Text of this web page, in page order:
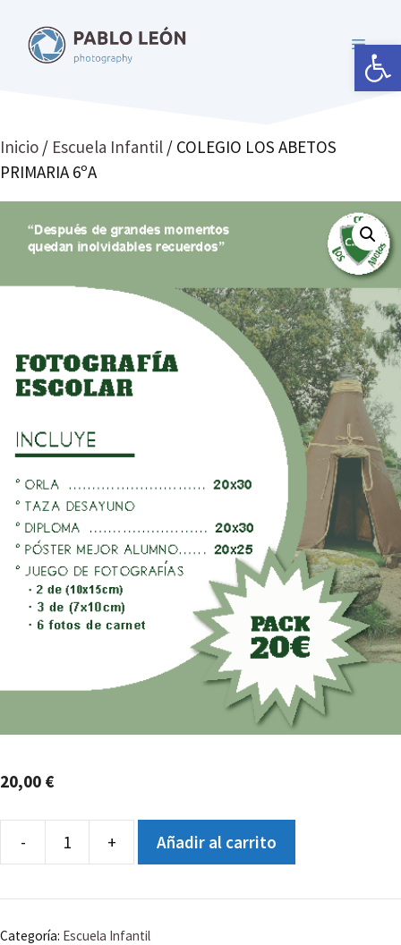
Abrir
contenido
MENÚ
Inicio / Escuela Infantil / COLEGIO LOS ABETOS
PRIMARIA 6ºA
20,00 €
-
COLEGIO
ABETOS
PRIMARIA
+ Añadir al carrito
Categoría: Escuela Infantil